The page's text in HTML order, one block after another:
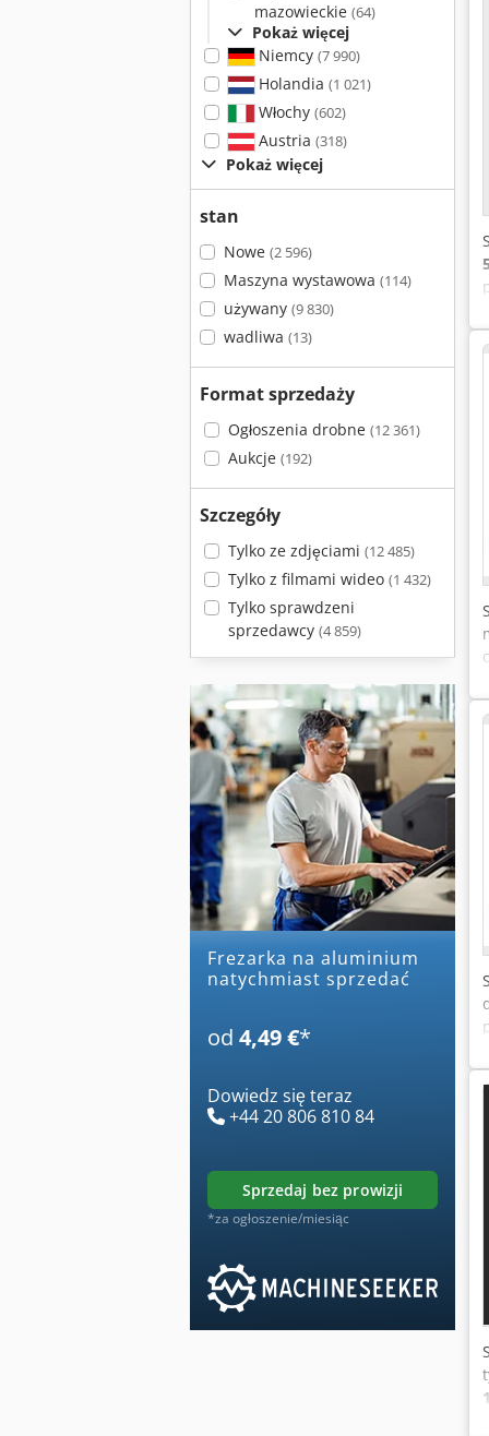
mazowieckie (64)
Pokaż więcej
Niemcy (7 990)
Holandia (1 021)
Włochy (602)
Austria (318)
Pokaż więcej
stan
Nowe (2 596)
Maszyna wystawowa (114)
używany (9 830)
wadliwa (13)
Format sprzedaży
Ogłoszenia drobne (12 361)
Aukcje (192)
Szczegóły
Tylko ze zdjęciami (12 485)
Tylko z filmami wideo (1 432)
Tylko sprawdzeni
sprzedawcy (4 859)
frezarka na aluminium
natychmiast sprzedać
od 4,49 €*
Dowiedz się teraz
+44 20 806 810 84
sprzedaj bez prowizji
*za ogłoszenie/miesiąc